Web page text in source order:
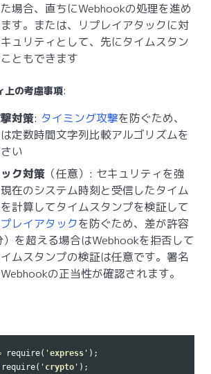
場合、直ちにWebhookの処理を進め
す。または、リプレイアタックに対
ュリティとして、先にタイムスタン
ともできます
上の考慮事項:
対策: タイミング攻撃を防ぐため、
定数時間文字列比較アルゴリズムを
い
ク対策 （任意）: セキュリティを強
在のシステム時刻と受信したタイム
計算してタイムスタンプを検証して
レイアタックを防ぐため、差が許容
を超える場合はWebhookを拒否して
ムスタンプの検証は任意です。署名
の正当性が確認されます。
require( ' express ' );
require( ' crypto ' );